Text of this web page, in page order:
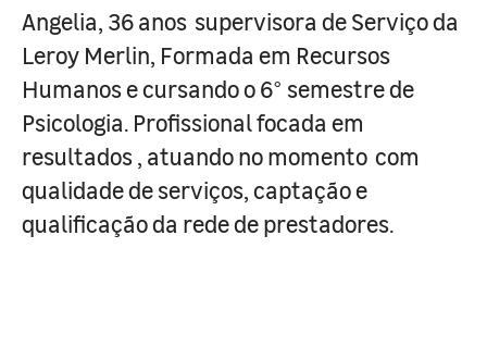
Angelia, 36 anos supervisora de Serviço da
Leroy Merlin, Formada em Recursos
Humanos e cursando o 6° semestre de
Psicologia. Profissional focada em
resultados , atuando no momento com
qualidade de serviços, captação e
qualificação da rede de prestadores.